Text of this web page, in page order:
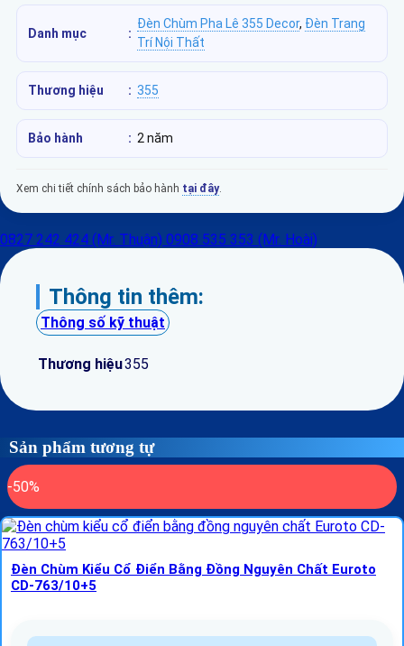
Danh mục :
Đèn Chùm Pha Lê 355 Decor, Đèn Trang
Trí Nội Thất
Thương hiệu : 355
Bảo hành : 2 năm
Xem chi tiết chính sách bảo hành tại đây.
0827 242 424 (Mr. Thuận) 0908 535 353 (Mr. Hoài)
Thông tin thêm:
Thông số kỹ thuật
Thương hiệu355
Sản phẩm tương tự
-50%
Đèn Chùm Kiểu Cổ Điển Bằng Đồng Nguyên Chất Euroto
CD-763/10+5